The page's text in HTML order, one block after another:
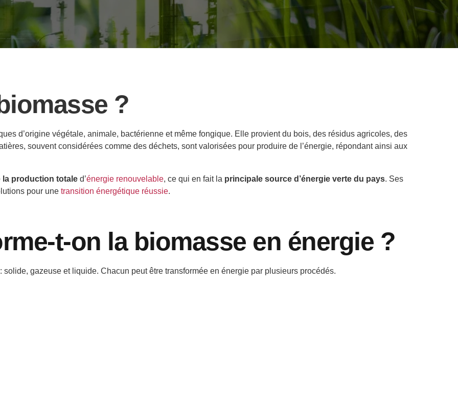
?
d’origine végétale, animale, bactérienne et même fongique. Elle provient du bois, des résidus agricoles, des
souvent considérées comme des déchets, sont valorisées pour produire de l’énergie, répondant ainsi aux
la production totale d’énergie renouvelable, ce qui en fait la principale source d’énergie verte du pays. Ses
pour une transition énergétique réussie.
t-on la biomasse en énergie ?
gazeuse et liquide. Chacun peut être transformée en énergie par plusieurs procédés.